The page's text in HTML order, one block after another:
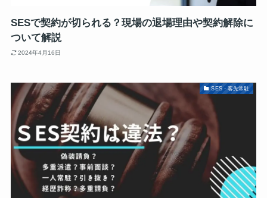
SESで契約が切られる？現場の退場理由や契約解除に
ついて解説
2024年4月16日
SES・客先常駐